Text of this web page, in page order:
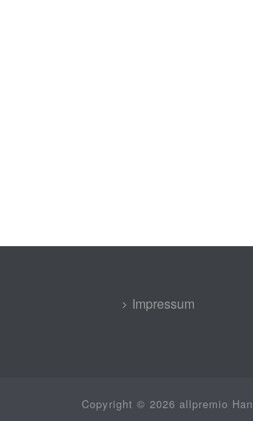
Impressum
Copyright © 2026 allpremio